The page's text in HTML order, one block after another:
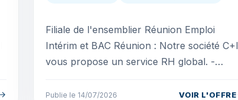
Filiale de l'ensemblier Réunion Emploi
Intérim et BAC Réunion : Notre société C+I
vous propose un service RH global. -
Alternance (contrat app...
Publie le 14/07/2026 VOIR L'OFFRE